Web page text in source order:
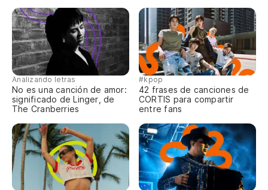
Analizando letras
No es una canción de amor:
significado de Linger, de
The Cranberries
#kpop
42 frases de canciones de
CORTIS para compartir
entre fans